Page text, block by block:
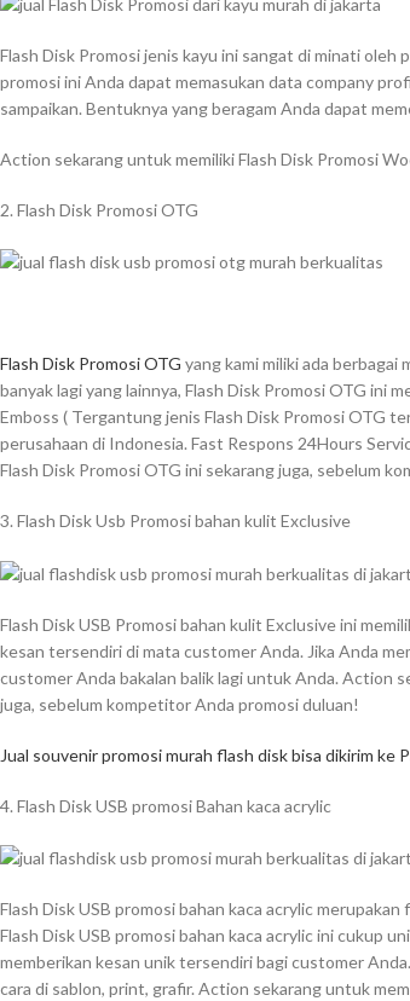
Flash Disk Promosi jenis kayu ini sangat di minati oleh
promosi ini Anda dapat memasukan data company
sampaikan. Bentuknya yang beragam Anda dapat
Action sekarang untuk memiliki Flash Disk Promosi
2. Flash Disk Promosi OTG
Flash Disk Promosi OTG yang kami miliki ada berbagai
banyak lagi yang lainnya, Flash Disk Promosi OTG ini
Emboss ( Tergantung jenis Flash Disk Promosi OTG
perusahaan di Indonesia. Fast Respons 24Hours
Flash Disk Promosi OTG ini sekarang juga, sebelum
3. Flash Disk Usb Promosi bahan kulit Exclusive
Flash Disk USB Promosi bahan kulit Exclusive ini
kesan tersendiri di mata customer Anda. Jika Anda
customer Anda bakalan balik lagi untuk Anda. Action
juga, sebelum kompetitor Anda promosi duluan!
Jual souvenir promosi murah flash disk bisa dikirim ke
4. Flash Disk USB promosi Bahan kaca acrylic
Flash Disk USB promosi bahan kaca acrylic
Flash Disk USB promosi bahan kaca acrylic ini cukup
memberikan kesan unik tersendiri bagi customer
cara di sablon, print, grafir. Action sekarang untuk